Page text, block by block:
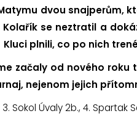
dvou snajperům,
se neztratil a
plnili, co po nich
začaly od nového
nejenom jejich
3. Sokol Úvaly 2b., 4. Spartak